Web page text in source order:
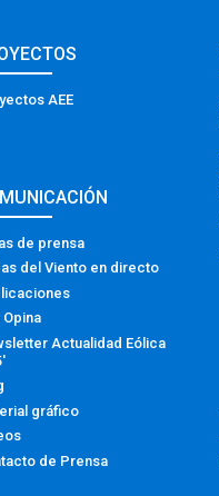
AEE
de prensa
del Viento en directo
Opina
Actualidad Eólica
gráfico
de Prensa